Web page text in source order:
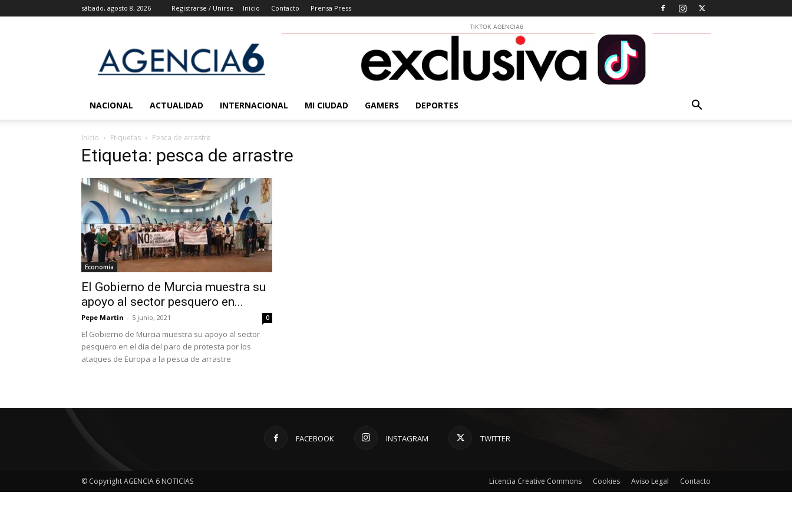
sábado, agosto 8, 2026 Registrarse / Unirse Inicio Contacto Prensa Press
6
Noticias
TIKTOK AGENCIA6
NACIONAL ACTUALIDAD INTERNACIONAL MI CIUDAD GAMERS DEPORTES
Inicio Etiquetas Pesca de arrastre
Etiqueta: pesca de arrastre
Economía
El Gobierno de Murcia muestra su
apoyo al sector pesquero en...
Pepe Martin - 5 junio, 2021 0
El Gobierno de Murcia muestra su apoyo al sector
pesquero en el día del paro de protesta por los
ataques de Europa a la pesca de arrastre
FACEBOOK INSTAGRAM TWITTER
Licencia Creative Commons Cookies Aviso Legal Contacto
© Copyright AGENCIA 6 NOTICIAS